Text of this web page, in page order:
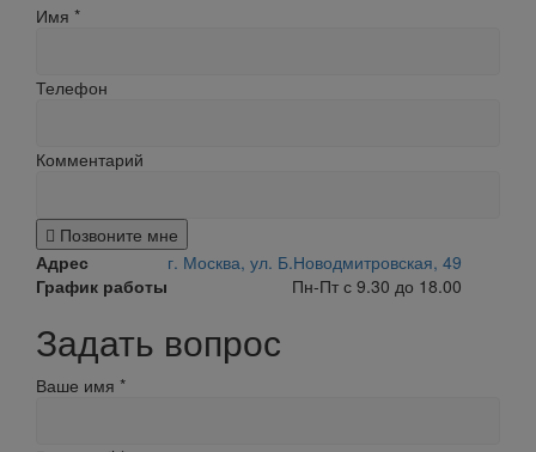
Имя *
Телефон
Комментарий
Позвоните мне
Адрес
г. Москва, ул. Б.Новодмитровская, 49
График работы
Пн-Пт с 9.30 до 18.00
Задать вопрос
Ваше имя *